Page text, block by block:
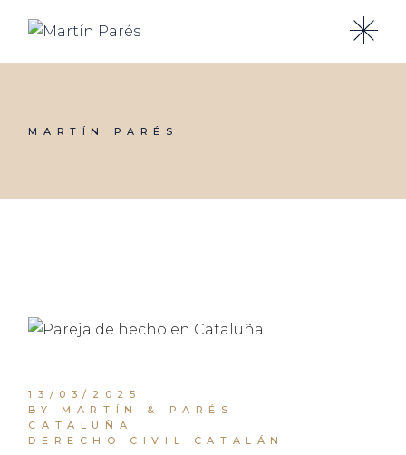
MARTÍN PARÉS
13/03/2025
BY MARTÍN & PARÉS
CATALUÑA
DERECHO CIVIL CATALÁN